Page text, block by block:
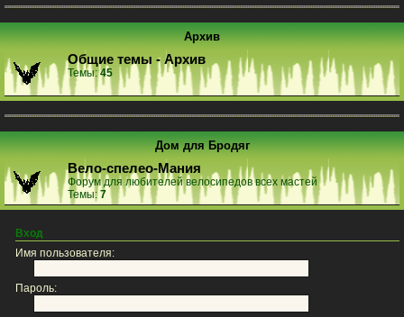
Архив
Общие темы - Архив
Темы:45
Дом для Бродяг
Вело-спелео-Мания
Форум для любителей велосипедов всех мастей
Темы:7
Вход
Имя пользователя:
Пароль: